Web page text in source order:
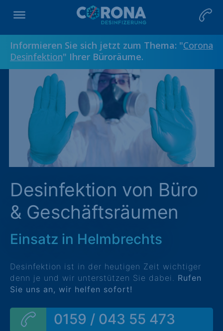
Informieren Sie sich jetzt zum Thema: "Corona
Desinfektion" Ihrer Büroräume.
Desinfektion von Büro
& Geschäftsräumen
Einsatz in Helmbrechts
Desinfektion ist in der heutigen Zeit wichtiger
denn je und wir unterstützen Sie dabei. Rufen
Sie uns an, wir helfen sofort!
0159 / 043 55 473